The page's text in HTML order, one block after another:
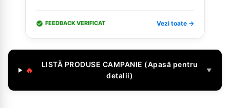
FEEDBACK VERIFICAT Vezi toate →
🔥
LISTĂ PRODUSE CAMPANIE (Apasă pentru
detalii)
▼